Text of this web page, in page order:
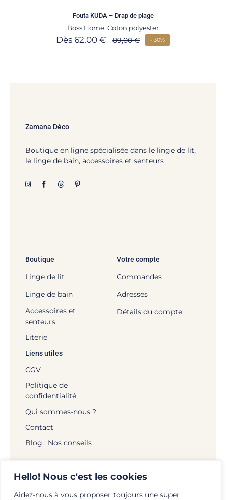
Hello! Nous c'est les cookies
Aidez-nous à vous proposer toujours une super
Fouta KUDA – Drap de plage
Boss Home, Coton polyester
Dès 62,00€ 89,00€ - 30%
Zamana Déco
Boutique en ligne spécialisée dans le linge de lit,
le linge de bain, accessoires et senteurs
Boutique
Linge de lit
Linge de bain
Accessoires et
senteurs
Literie
Votre compte
Commandes
Adresses
Détails du compte
Liens utiles
CGV
Politique de
confidentialité
Qui sommes-nous ?
Contact
Blog : Nos conseils